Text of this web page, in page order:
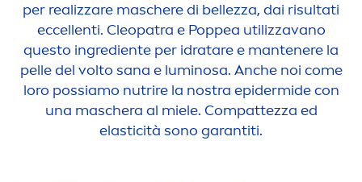
per realizzare maschere di bellezza, dai risultati
eccellenti. Cleopatra e Poppea utilizzavano
questo ingrediente per idratare e mantenere la
pelle del volto sana e luminosa. Anche noi come
loro possiamo nutrire la nostra epidermide con
una maschera al miele. Compattezza ed
elasticità sono garantiti.